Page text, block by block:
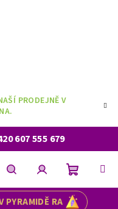
PRODEJNĚ V
607 555 679
PYRAMIDĚ RA
HledatPřihlášeníNákupní